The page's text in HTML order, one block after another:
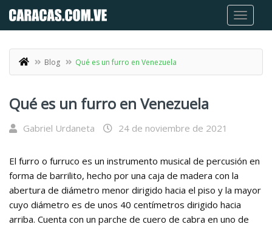
Blog Qué es un furro en Venezuela
Qué es un furro en Venezuela
Gabriel Urdaneta 24 de noviembre de 2021
El furro o furruco es un instrumento musical de percusión en
forma de barrilito, hecho por una caja de madera con la
abertura de diámetro menor dirigido hacia el piso y la mayor
cuyo diámetro es de unos 40 centímetros dirigido hacia
arriba. Cuenta con un parche de cuero de cabra en uno de